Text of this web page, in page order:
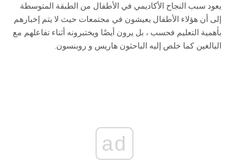
يعود سبب النجاح الأكاديمي في الأطفال من الطبقة المتوسطة
إلى أن هؤلاء الأطفال يعيشون في مجتمعات حيث لا يتم إخبارهم
بأهمية التعليم فحسب ، بل يرون أيضًا ويختبرونه أثناء تفاعلهم مع
البالغين كما خلص إليه الباحثون هاريس و روبنسون.
ad